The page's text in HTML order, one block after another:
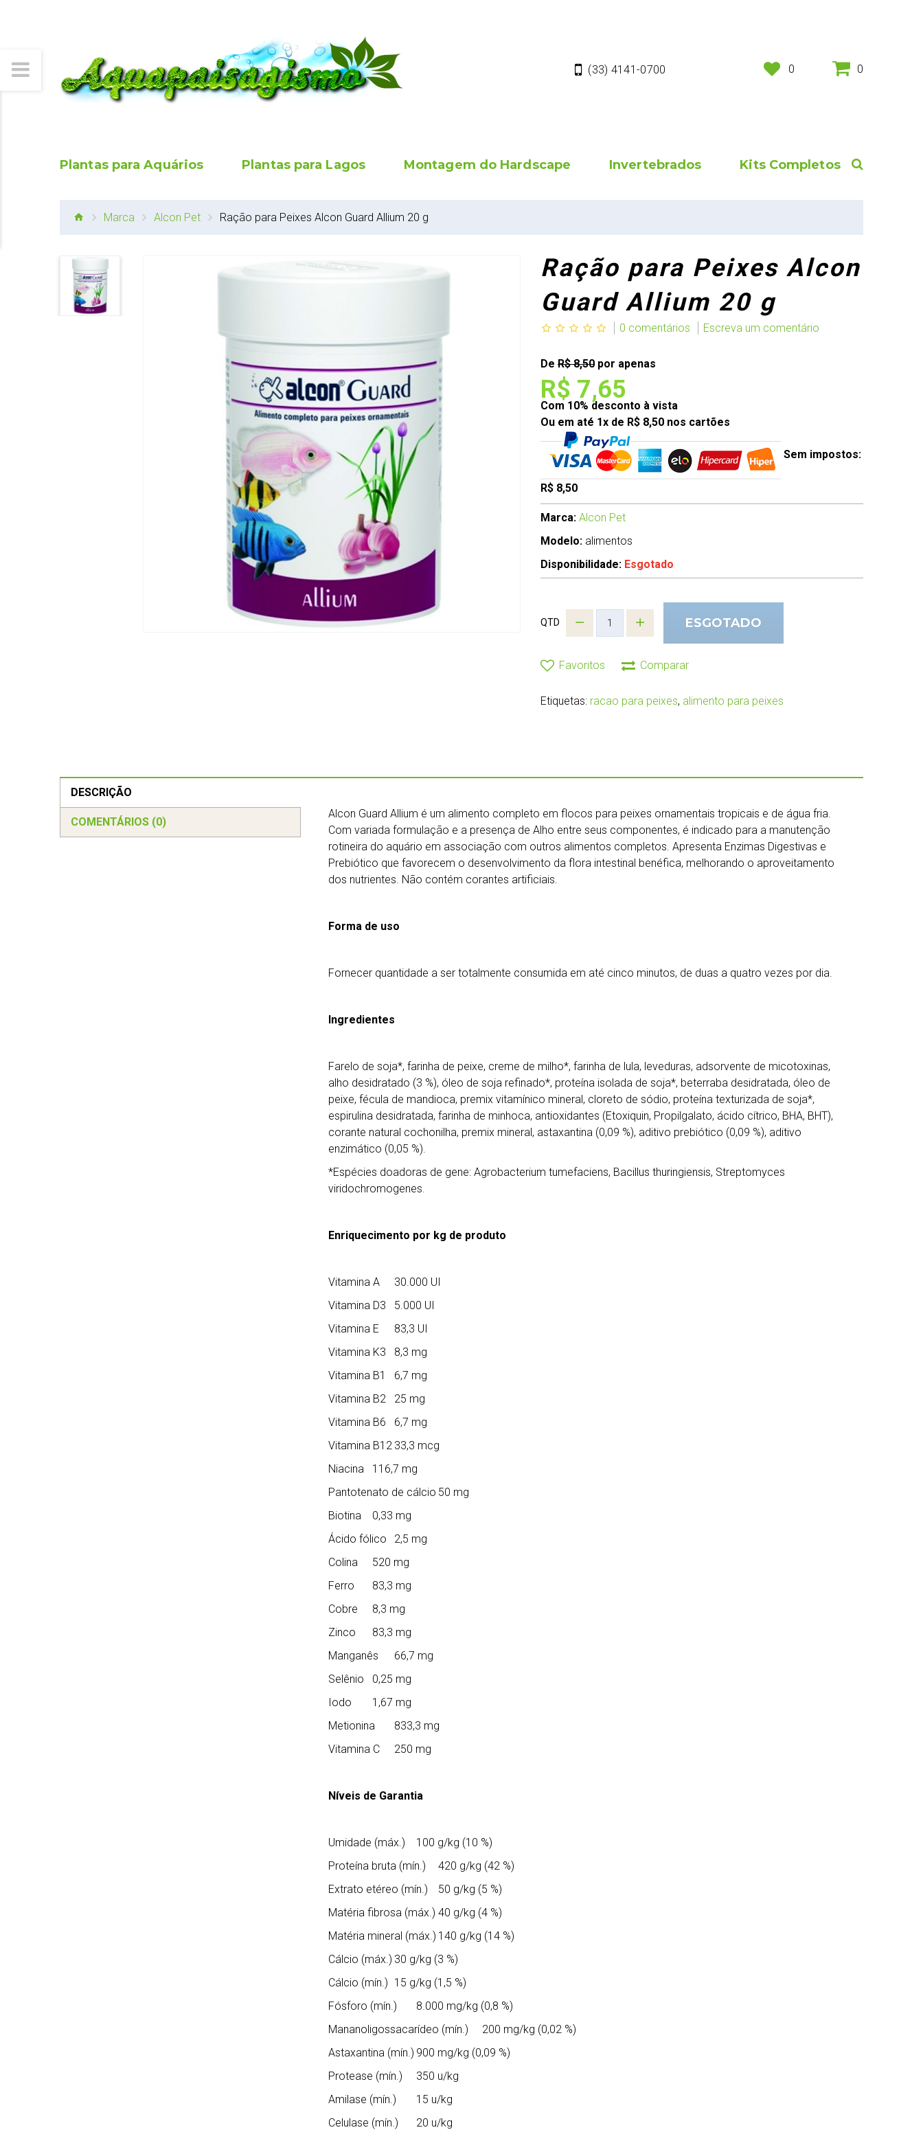
(33) 4141-0700 0 0
Plantas para Aquários Plantas para Lagos Montagem do Hardscape Invertebrados Kits Completos
Marca Alcon Pet Ração para Peixes Alcon Guard Allium 20 g
Ração para Peixes Alcon
Guard Allium 20 g
0 comentários Escreva um comentário
De R$ 8,50 por apenas
R$ 7,65
Com 10% desconto à vista
Ou em até 1x de R$ 8,50 nos cartões
Sem impostos:
R$ 8,50
Marca: Alcon Pet
Modelo: alimentos
Disponibilidade: Esgotado
QTD ESGOTADO
Favoritos Comparar
Etiquetas: racao para peixes, alimento para peixes
DESCRIÇÃO
COMENTÁRIOS (0)
Alcon Guard Allium é um alimento completo em flocos para peixes ornamentais tropicais e de água fria.
Com variada formulação e a presença de Alho entre seus componentes, é indicado para a manutenção
rotineira do aquário em associação com outros alimentos completos. Apresenta Enzimas Digestivas e
Prebiótico que favorecem o desenvolvimento da flora intestinal benéfica, melhorando o aproveitamento
dos nutrientes. Não contém corantes artificiais.
Forma de uso
Fornecer quantidade a ser totalmente consumida em até cinco minutos, de duas a quatro vezes por dia.
Ingredientes
Farelo de soja*, farinha de peixe, creme de milho*, farinha de lula, leveduras, adsorvente de micotoxinas,
alho desidratado (3 %), óleo de soja refinado*, proteína isolada de soja*, beterraba desidratada, óleo de
peixe, fécula de mandioca, premix vitamínico mineral, cloreto de sódio, proteína texturizada de soja*,
espirulina desidratada, farinha de minhoca, antioxidantes (Etoxiquin, Propilgalato, ácido cítrico, BHA, BHT),
corante natural cochonilha, premix mineral, astaxantina (0,09 %), aditivo prebiótico (0,09 %), aditivo
enzimático (0,05 %).
*Espécies doadoras de gene: Agrobacterium tumefaciens, Bacillus thuringiensis, Streptomyces
viridochromogenes.
Enriquecimento por kg de produto
Vitamina A
30.000 UI
Vitamina D3
5.000 UI
Vitamina E
83,3 UI
Vitamina K3
8,3 mg
Vitamina B1
6,7 mg
Vitamina B2
25 mg
Vitamina B6
6,7 mg
Vitamina B12 33,3 mcg
Niacina
116,7 mg
Pantotenato de cálcio 50 mg
Biotina
0,33 mg
Ácido fólico
2,5 mg
Colina
520 mg
Ferro
83,3 mg
Cobre
8,3 mg
Zinco
83,3 mg
Manganês
66,7 mg
Selênio
0,25 mg
Iodo
1,67 mg
Metionina
833,3 mg
Vitamina C
250 mg
Níveis de Garantia
Umidade (máx.)
100 g/kg (10 %)
Proteína bruta (mín.)
420 g/kg (42 %)
Extrato etéreo (mín.)
50 g/kg (5 %)
Matéria fibrosa (máx.) 40 g/kg (4 %)
Matéria mineral (máx.) 140 g/kg (14 %)
Cálcio (máx.) 30 g/kg (3 %)
Cálcio (mín.) 15 g/kg (1,5 %)
Fósforo (mín.)
8.000 mg/kg (0,8 %)
Mananoligossacarídeo (mín.)
200 mg/kg (0,02 %)
Astaxantina (mín.) 900 mg/kg (0,09 %)
Protease (mín.)
350 u/kg
Amilase (mín.)
15 u/kg
Celulase (mín.)
20 u/kg